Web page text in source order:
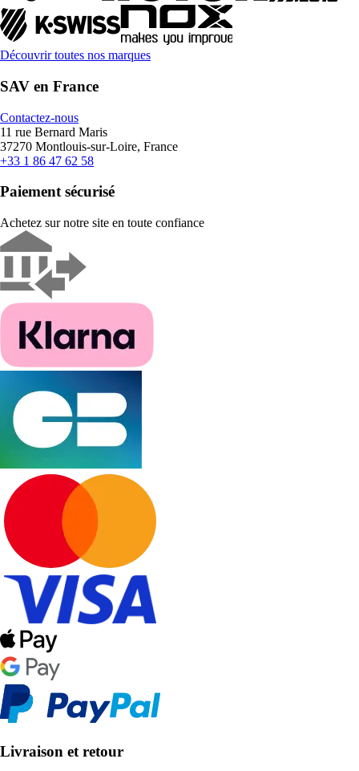
Découvrir toutes nos marques
SAV en France
Contactez-nous
11 rue Bernard Maris
37270 Montlouis-sur-Loire, France
+33 1 86 47 62 58
Paiement sécurisé
Achetez sur notre site en toute confiance
Livraison et retour